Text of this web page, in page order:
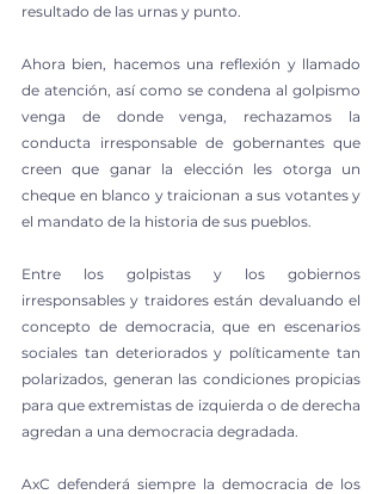
resultado de las urnas y punto.
Ahora bien, hacemos una reflexión y llamado
de atención, así como se condena al golpismo
venga de donde venga, rechazamos la
conducta irresponsable de gobernantes que
creen que ganar la elección les otorga un
cheque en blanco y traicionan a sus votantes y
el mandato de la historia de sus pueblos.
Entre los golpistas y los gobiernos
irresponsables y traidores están devaluando el
concepto de democracia, que en escenarios
sociales tan deteriorados y políticamente tan
polarizados, generan las condiciones propicias
para que extremistas de izquierda o de derecha
agredan a una democracia degradada.
AxC defenderá siempre la democracia de los